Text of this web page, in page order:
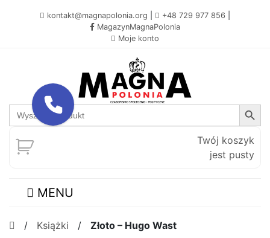
kontakt@magnapolonia.org +48 729 977 856
MagazynMagnaPolonia
Moje konto
Search
for:
Search Button
Twój koszyk
jest pusty
MENU
/ Książki / Złoto – Hugo Wast